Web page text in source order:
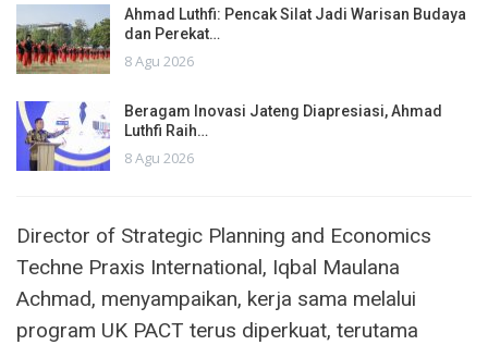
Ahmad Luthfi: Pencak Silat Jadi Warisan Budaya
dan Perekat…
8 Agu 2026
Beragam Inovasi Jateng Diapresiasi, Ahmad
Luthfi Raih…
8 Agu 2026
Director of Strategic Planning and Economics
Techne Praxis International, Iqbal Maulana
Achmad, menyampaikan, kerja sama melalui
program UK PACT terus diperkuat, terutama